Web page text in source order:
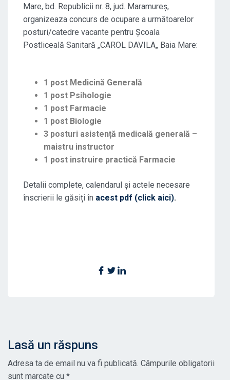
Mare, bd. Republicii nr. 8, jud. Maramureș,
organizeaza concurs de ocupare a următoarelor
posturi/catedre vacante pentru Școala
Postliceală Sanitară „CAROL DAVILA„ Baia Mare:
1 post Medicină Generală
1 post Psihologie
1 post Farmacie
1 post Biologie
3 posturi asistență medicală generală –
maistru instructor
1 post instruire practică Farmacie
Detalii complete, calendarul și actele necesare
înscrierii le găsiți în acest pdf (click aici).
Lasă un răspuns
Adresa ta de email nu va fi publicată. Câmpurile obligatorii
sunt marcate cu *